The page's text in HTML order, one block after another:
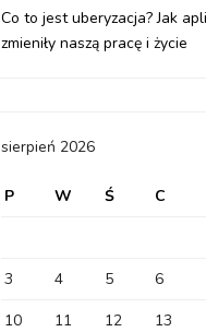
Co to jest uberyzacja? Jak
zmieniły naszą pracę i życie
sierpień 2026
P W Ś C
3
4 5 6
10
11 12 13